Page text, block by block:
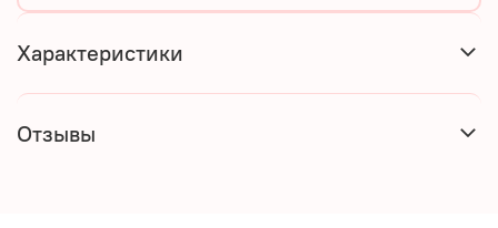
Характеристики
Отзывы